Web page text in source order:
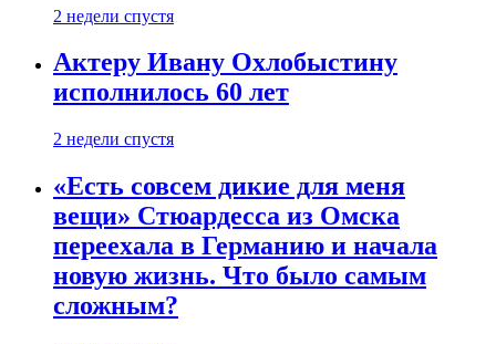
2 недели спустя
Актеру Ивану Охлобыстину
исполнилось 60 лет
2 недели спустя
«Есть совсем дикие для меня
вещи» Стюардесса из Омска
переехала в Германию и начала
новую жизнь. Что было самым
сложным?